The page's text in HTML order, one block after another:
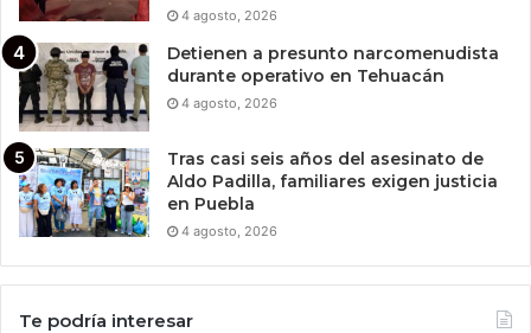
4 agosto, 2026
Detienen a presunto narcomenudista
durante operativo en Tehuacán
4 agosto, 2026
Tras casi seis años del asesinato de
Aldo Padilla, familiares exigen justicia
en Puebla
4 agosto, 2026
Te podría interesar